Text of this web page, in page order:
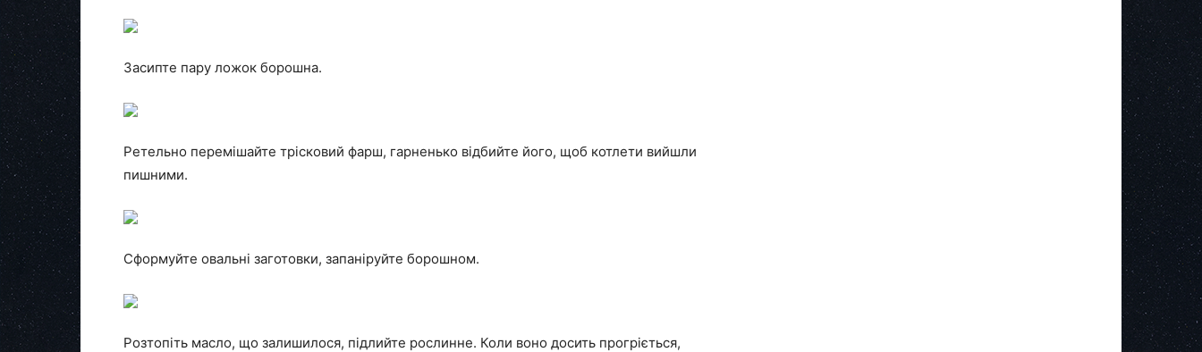
Засипте пару ложок борошна.
Ретельно перемішайте трісковий фарш, гарненько відбийте його, щоб котлети вийшли
пишними.
Сформуйте овальні заготовки, запаніруйте борошном.
Розтопіть масло, що залишилося, підлийте рослинне. Коли воно досить прогріється,